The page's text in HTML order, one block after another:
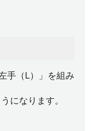
手（L）」を組み
になります。